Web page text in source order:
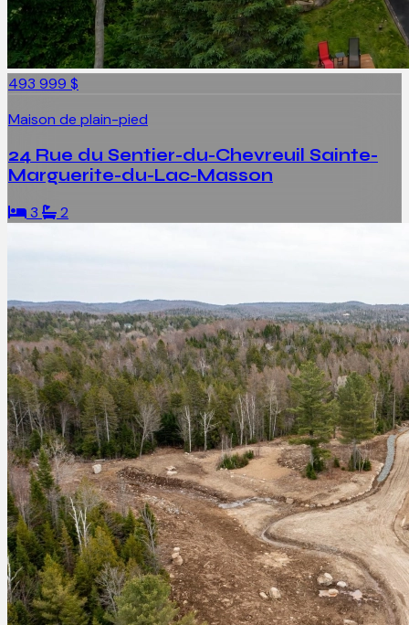
493 999 $
Maison de plain-pied
24 Rue du Sentier-du-Chevreuil Sainte-
Marguerite-du-Lac-Masson
3 2